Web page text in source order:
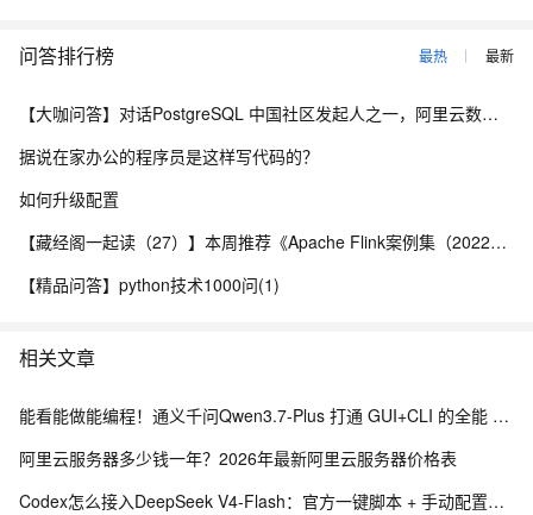
问答排行榜 最热 最新
【大咖问答】对话PostgreSQL 中国社区发起人之一，阿里云数据库高级专家 德哥
据说在家办公的程序员是这样写代码的？
如何升级配置
【藏经阁一起读（27）】本周推荐《Apache Flink案例集（2022版）》，你有哪些心得？
【精品问答】python技术1000问(1)
相关文章
能看能做能编程！通义千问Qwen3.7-Plus 打通 GUI+CLI 的全能 AI 助手
阿里云服务器多少钱一年？2026年最新阿里云服务器价格表
Codex怎么接入DeepSeek V4-Flash：官方一键脚本 + 手动配置完整教程